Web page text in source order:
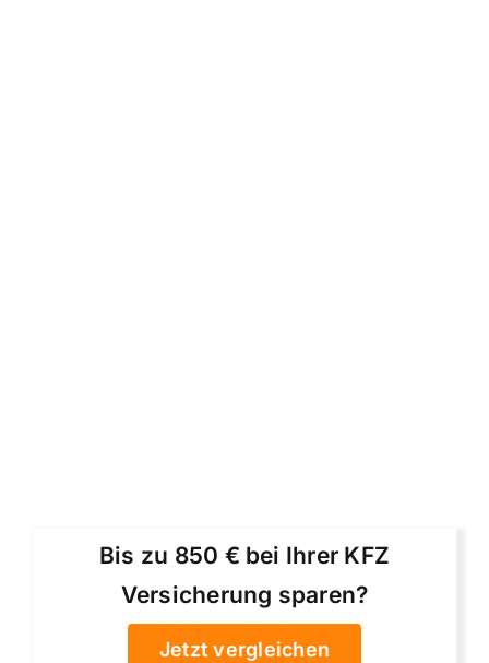
Bis zu 850 € bei Ihrer KFZ
Versicherung sparen?
Jetzt vergleichen